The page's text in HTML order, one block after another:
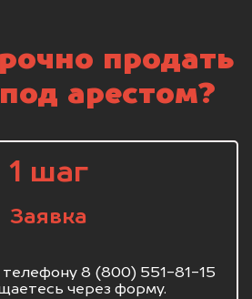
продать
арестом?
1 шаг
Заявка
телефону 8 (800) 551-81-15
через форму.